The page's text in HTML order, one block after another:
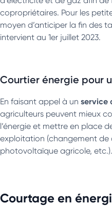
copropriétaires. Pour les
moyen d’anticiper la fin des
intervient au 1er juillet 2023.
Courtier énergie pour
En faisant appel à un service
agriculteurs peuvent mieux
l’énergie et mettre en place
exploitation (changement de
photovoltaïque agricole, etc.).
Courtage en